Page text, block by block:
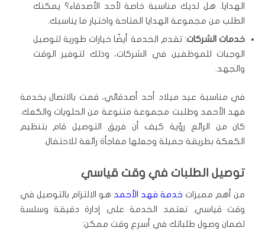
الهدايا. هل لديك مناسبة خاصة لأحد الأصدقاء؟ يمكنك
الطلب من مجموعة الهدايا المتاحة واختيار ما يناسبك.
خدمات الشركات: تقدم الخدمة أيضًا خيارات طورية لتوصيل
الوجبات للموظفين في الشركات، وذلك لتوفير الوقت
والجهد.
في مناسبة عيد ميلاد أحد أصدقائي، قمت بالاتصال بخدمة
فهد الأحمد وطلبت مجموعة متنوعة من الحلويات والكعك.
كان من الرائع رؤية كيف أن فريق التوصيل قام بتنظيم
الكعكة بطريقة جميلة وجعلها مفاجأة رائعة للاحتفال.
توصيل الطلبات في وقت قياسي
من أهم مميزات خدمة فهد الأحمد هو الالتزام بالتوصيل في
وقت قياسي. تعتمد الخدمة على إدارة دقيقة وسلسة
لضمان وصول طلباتك في أسرع وقت ممكن: